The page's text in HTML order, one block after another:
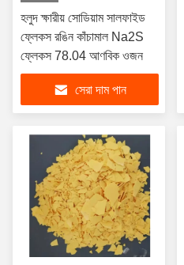
হলুদ ক্ষারীয় সোডিয়াম সালফাইড
ফ্লেকস রঙিন কাঁচামাল Na2S
ফ্লেকস 78.04 আণবিক ওজন
সেরা দাম পান